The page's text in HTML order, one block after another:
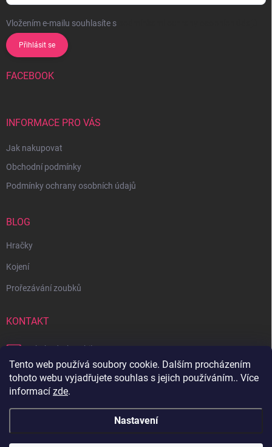
Tento web používá soubory cookie. Dalším procházením
tohoto webu vyjadřujete souhlas s jejich používáním.. Více
informací zde.
Nastavení
Vložením e-mailu souhlasíte s
Přihlásit se
FACEBOOK
INFORMACE PRO VÁS
Jak nakupovat
Obchodní podmínky
Podmínky ochrany osobních údajů
BLOG
Hračky
Kojení
Prořezávání zoubků
KONTAKT
obchod bambilon.cz
+420 728 355 665
Sledujte nás na Facebooku